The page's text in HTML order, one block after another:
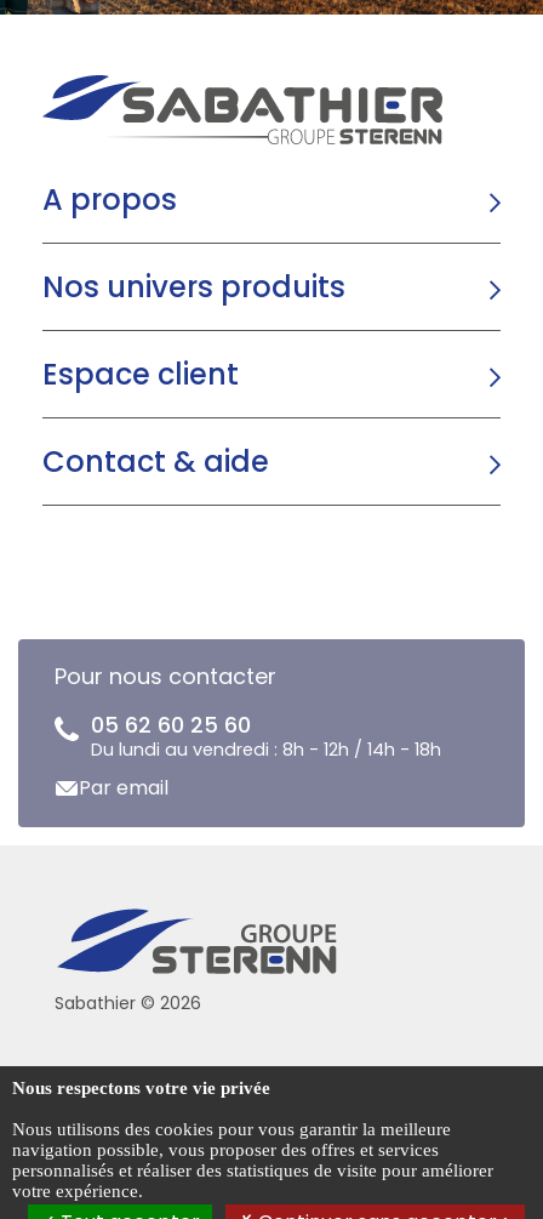
A propos
Nos univers produits
Espace client
Contact & aide
Pour nous contacter
05 62 60 25 60
Du lundi au vendredi : 8h - 12h / 14h - 18h
Par email
Sabathier © 2026
Politique de confidentialité
Conditions générales de vente
Mentions légales
Gestion des cookies
Nous respectons votre vie privée
Nous utilisons des cookies pour vous garantir la meilleure
navigation possible, vous proposer des offres et services
personnalisés et réaliser des statistiques de visite pour améliorer
votre expérience.